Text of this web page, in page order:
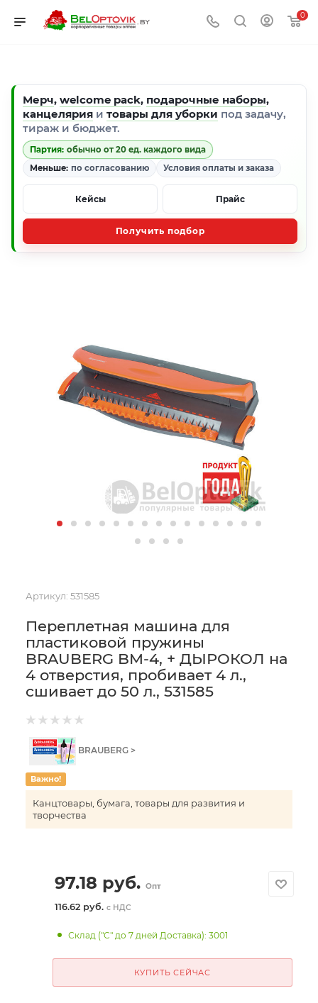
0
Мерч, welcome pack, подарочные наборы,
канцелярия и товары для уборки под задачу,
тираж и бюджет.
Партия: обычно от 20 ед. каждого вида
Меньше: по согласованию Условия оплаты и заказа
Кейсы Прайс
Получить подбор
Артикул: 531585
Переплетная машина для
пластиковой пружины
BRAUBERG BM-4, + ДЫРОКОЛ на
4 отверстия, пробивает 4 л.,
сшивает до 50 л., 531585
BRAUBERG >
Важно!
Канцтовары, бумага, товары для развития и
творчества
97.18 руб. Опт
116.62 руб. с НДС
Склад ("С" до 7 дней Доставка): 3001
КУПИТЬ СЕЙЧАС